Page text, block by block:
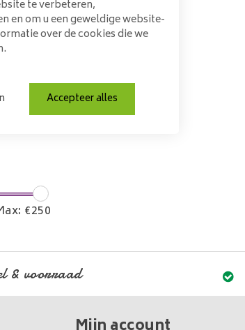
€250
& voorraad
te verbeteren,
en om u een geweldige website-
over de cookies die we
Accepteer alles